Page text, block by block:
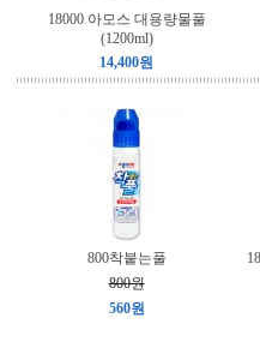
18000 아모스 대용량물풀
(1200ml)
14,400원
800착붙는풀
800원
560원